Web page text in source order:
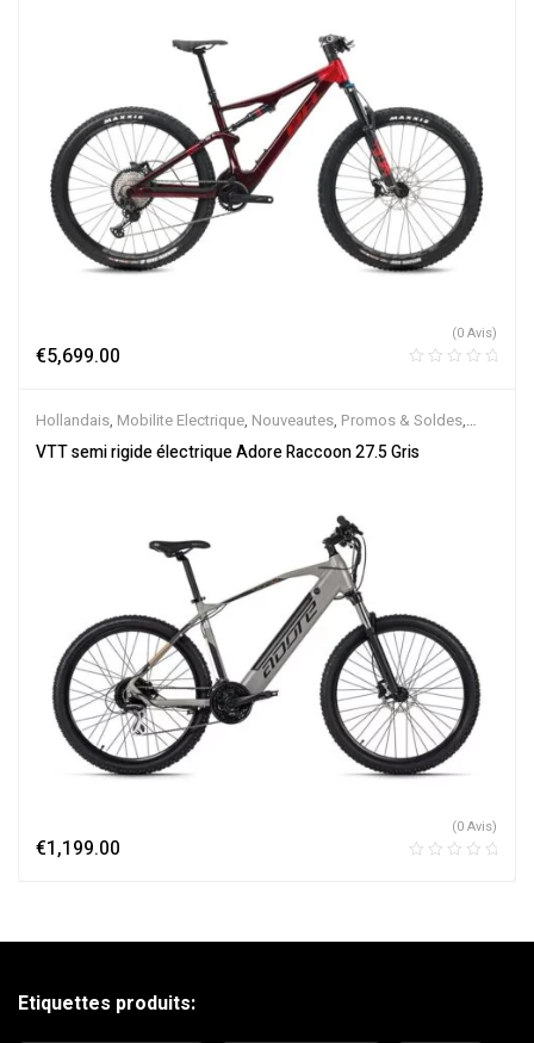
€5,699.00
(0 Avis)
Hollandais, Mobilite Electrique, Nouveautes, Promos & Soldes,
Semi-Rigides,Vélo électrique ville,Velos Electriques,VTT
VTT semi rigide électrique Adore Raccoon 27.5 Gris
€1,199.00
(0 Avis)
Etiquettes produits: